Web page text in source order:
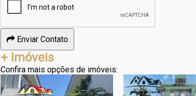
Enviar Contato
+ Imóveis
Confira mais opções de imóveis: